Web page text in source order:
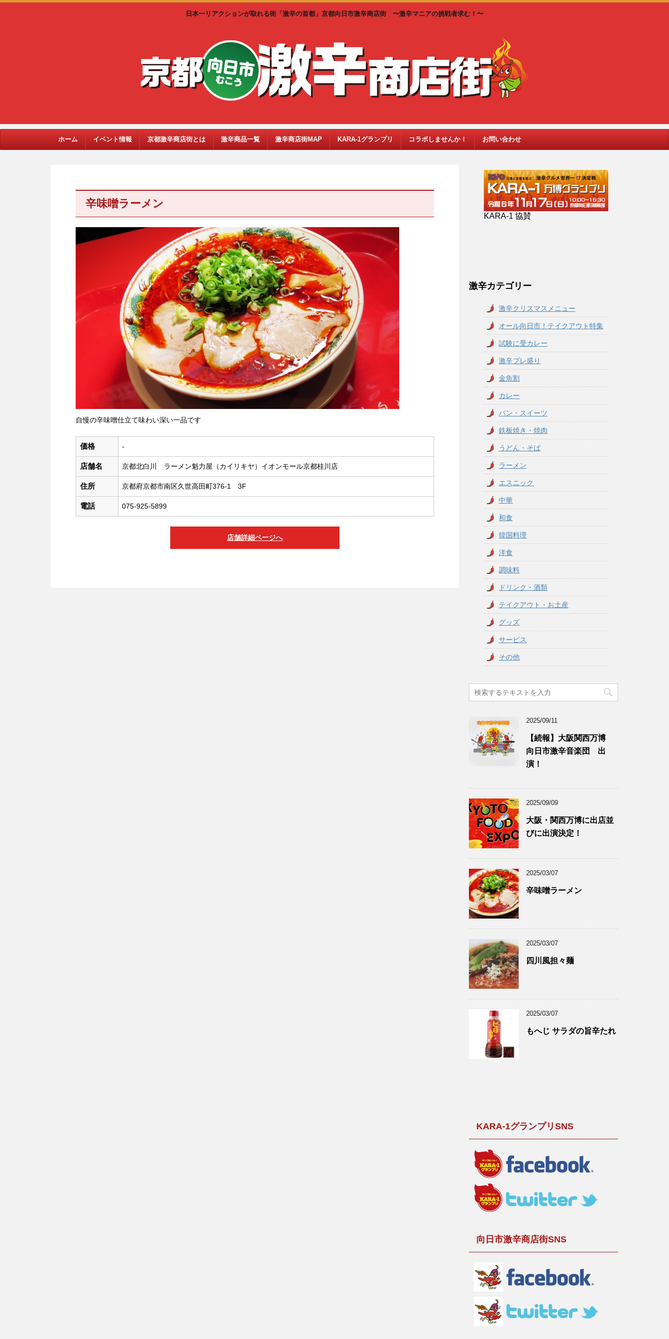
日本一リアクションが取れる街「激辛の首都」京都向日市激辛商店街 〜激辛マニアの挑戦者求む！〜
ホーム イベント情報 京都激辛商店街とは 激辛商品一覧 激辛商店街MAP KARA-1グランプリ コラボしませんか！ お問い合わせ
辛味噌ラーメン
自慢の辛味噌仕立て味わい深い一品です
価格 -
店舗名 京都北白川 ラーメン魁力屋（カイリキヤ）イオンモール京都桂川店
住所 京都府京都市南区久世高田町376-1 3F
電話 075-925-5899
店舗詳細ページへ
KARA-1 協賛
激辛カテゴリー
激辛クリスマスメニュー
オール向日市！テイクアウト特集
試験に受カレー
激辛プレ盛り
金魚割
カレー
パン・スイーツ
鉄板焼き・焼肉
うどん・そば
ラーメン
エスニック
中華
和食
韓国料理
洋食
調味料
ドリンク・酒類
テイクアウト・お土産
グッズ
サービス
その他
2025/09/11
【続報】大阪関西万博
向日市激辛音楽団 出
演！
2025/09/09
大阪・関西万博に出店並
びに出演決定！
2025/03/07
辛味噌ラーメン
2025/03/07
四川風担々麺
2025/03/07
もへじ サラダの旨辛たれ
KARA-1グランプリSNS
向日市激辛商店街SNS